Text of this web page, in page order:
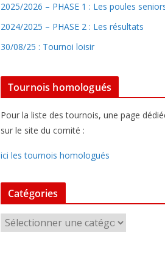
2025/2026 – PHASE 1 : Les poules
2024/2025 – PHASE 2 : Les résultats
30/08/25 : Tournoi loisir
Tournois homologués
Pour la liste des tournois, une page
sur le site du comité :
ici les tournois homologués
Catégories
a